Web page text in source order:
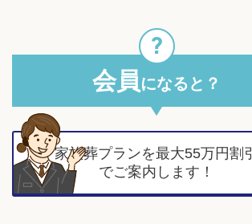
会員 になると？
家族葬プランを最大55万円割引
でご案内します！